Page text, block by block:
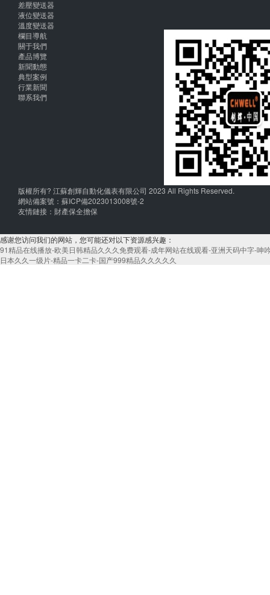
差壓變送器
液位變送器
溫度變送器
欄目導航
關于我們
產品博覽
新聞動態
典型案例
行業新聞
聯系我們
版權所有? 江蘇創輝自動化儀表有限公司 2023 All Rights Reserved.
網站備案號： 蘇ICP備2023013008號-2
友情鏈接： 財產保全擔保
感谢您访问我们的网站，您可能还对以下资源感兴趣：
91精品在线播放-欧美日韩精品久久久免费观看-成年网站在线观看-亚洲天码中字-
日本久久一级片-精品一卡二卡-国产999精品久久久久久